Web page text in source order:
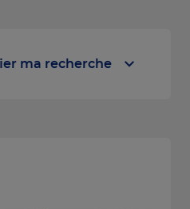
ma recherche